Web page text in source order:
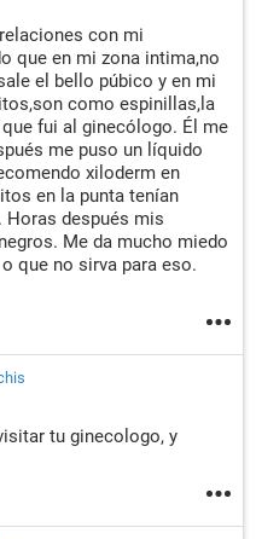
con mi
que en mi zona intima,no
el bello púbico y en mi
como espinillas,la
fui al ginecólogo. Él me
me puso un líquido
xiloderm en
en la punta tenían
Horas después mis
Me da mucho miedo
que no sirva para eso.
tu ginecologo, y